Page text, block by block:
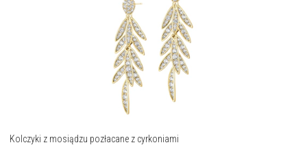
Kolczyki z mosiądzu pozłacane z cyrkoniami